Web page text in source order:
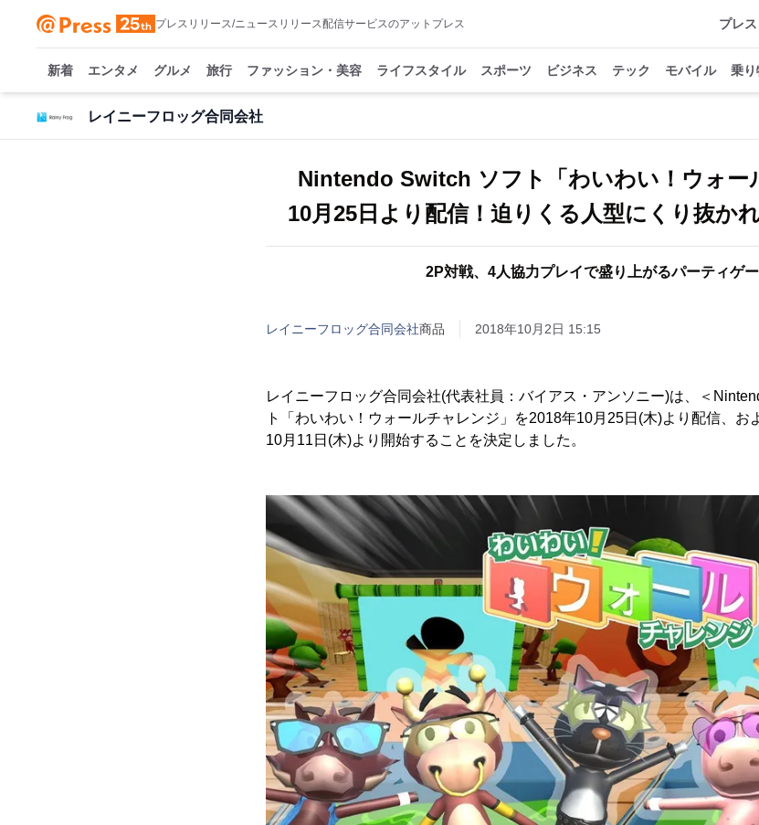
プレスリリース/ニュースリリース配信サービスのアットプレス プレ
新着 エンタメ グルメ 旅行 ファッション・美容 ライフスタイル スポーツ ビジネス テック モバイル 乗り
レイニーフロッグ合同会社
Nintendo Switch ソフト「わいわい！ウォー
10月25日より配信！迫りくる人型にくり抜か
2P対戦、4人協力プレイで盛り上がるパーティゲ
レイニーフロッグ合同会社商品 2018年10月2日 15:15
レイニーフロッグ合同会社(代表社員：バイアス・アンソニー)は、＜
ト「わいわい！ウォールチャレンジ」を2018年10月25日(木)より配信、お
10月11日(木)より開始することを決定しました。